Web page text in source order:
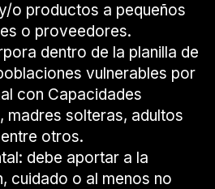
o productos a pequeños
o proveedores.
dentro de la planilla de
vulnerables por
con Capacidades
madres solteras, adultos
otros.
debe aportar a la
cuidado o al menos no